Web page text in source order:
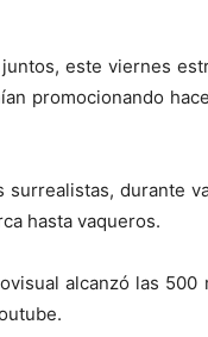
este viernes
promocionando
durante
hasta vaqueros.
alcanzó las 500